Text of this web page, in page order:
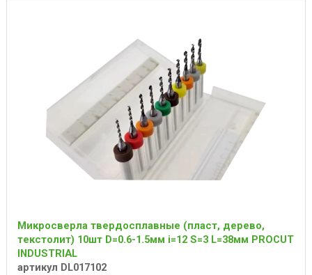
Микросверла твердосплавные (пласт, дерево,
текстолит) 10шт D=0.6-1.5мм i=12 S=3 L=38мм PROCUT
INDUSTRIAL
артикул DL017102